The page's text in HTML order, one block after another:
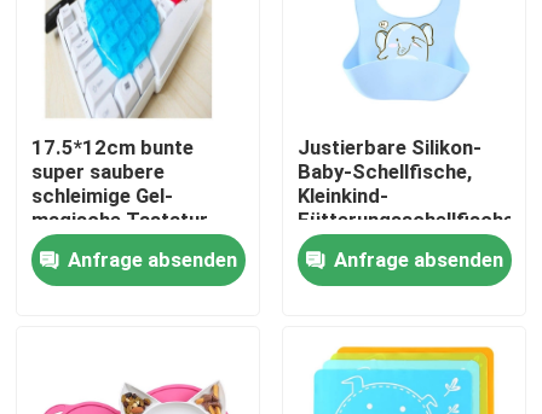
17.5*12cm bunte
super saubere
schleimige Gel-
magische Tastatur-
Reinigungsmittel
Anfrage absenden
Justierbare Silikon-
Baby-Schellfische,
Kleinkind-
Fütterungsschellfische
BPA frei mit Haken-
LöchernAnfrage absenden